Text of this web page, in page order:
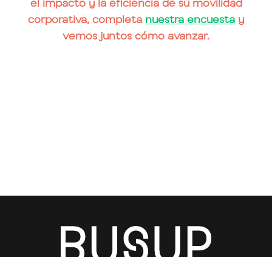
corporativa, completa nuestra encuesta y
vemos juntos cómo avanzar.